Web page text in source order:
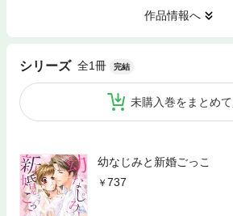
作品情報へ
シリーズ 全1冊 完結
未購入巻をまとめて
幼なじみと新婚ごっこ
737